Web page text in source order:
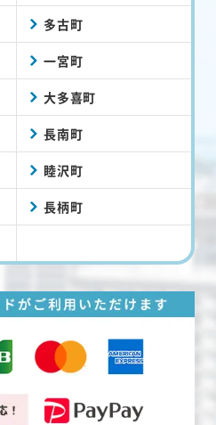
多古町
一宮町
大多喜町
長南町
睦沢町
長柄町